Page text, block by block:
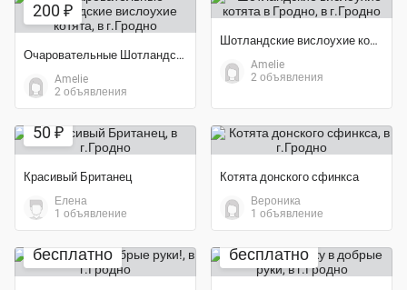
200 ₽
Очаровательные Шотландские вислоухие котята
Amelie
2 объявления
Шотландские вислоухие котята в Гродно
Amelie
2 объявления
50 ₽
Красивый Британец
Елена
1 объявление
Котята донского сфинкса
Вероника
1 объявление
бесплатно бесплатно